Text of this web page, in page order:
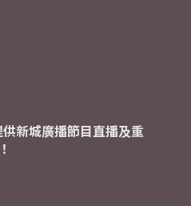
新城廣播節目直播及重